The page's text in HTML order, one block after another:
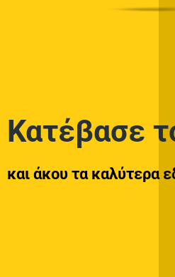
Κατέβασε
και άκου τα καλύτερα